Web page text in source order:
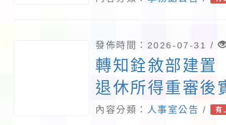
發佈時間：2026-07-31 /
轉知銓敘部建置
退休所得重審後
算器」，公立學
內容分類： 人事室公告 / 有